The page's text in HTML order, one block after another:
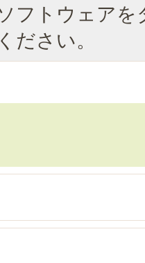
フトウェア
ださい。